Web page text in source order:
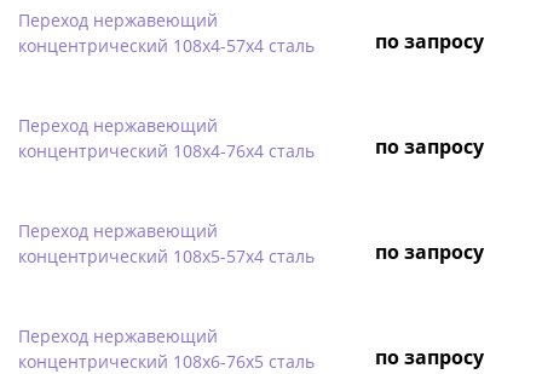
Переход нержавеющий
концентрический 108х4-57х4 сталь
по запросу
Переход нержавеющий
концентрический 108х4-76х4 сталь
по запросу
Переход нержавеющий
концентрический 108х5-57х4 сталь
по запросу
Переход нержавеющий
концентрический 108х6-76х5 сталь
по запросу